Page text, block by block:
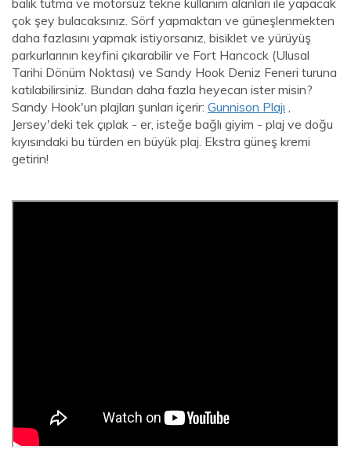
balık tutma ve motorsuz tekne kullanım alanları ile yapacak
çok şey bulacaksınız. Sörf yapmaktan ve güneşlenmekten
daha fazlasını yapmak istiyorsanız, bisiklet ve yürüyüş
parkurlarının keyfini çıkarabilir ve Fort Hancock (Ulusal
Tarihi Dönüm Noktası) ve Sandy Hook Deniz Feneri turuna
katılabilirsiniz. Bundan daha fazla heyecan ister misin?
Sandy Hook'un plajları şunları içerir: Gunnison Plajı ,
Jersey'deki tek çıplak - er, isteğe bağlı giyim - plaj ve doğu
kıyısındaki bu türden en büyük plaj. Ekstra güneş kremi
getirin!